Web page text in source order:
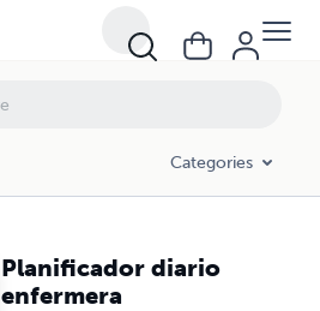
Categories
Planificador diario
enfermera